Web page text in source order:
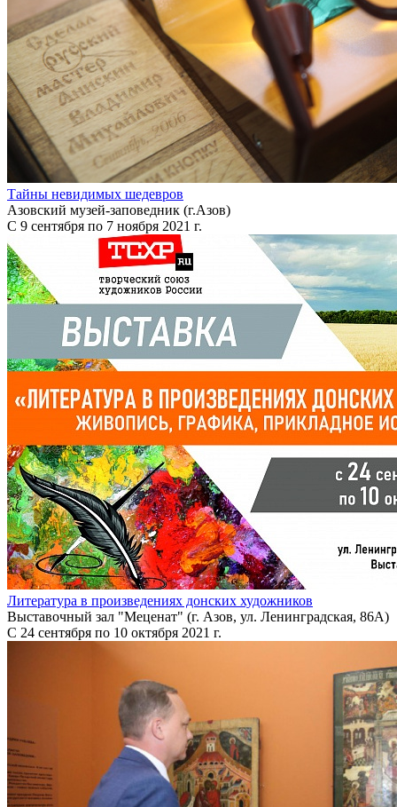
Тайны невидимых шедевров
Азовский музей-заповедник (г.Азов)
С 9 сентября по 7 ноября 2021 г.
Литература в произведениях донских художников
Выставочный зал "Меценат" (г. Азов, ул. Ленинградская, 86А)
С 24 сентября по 10 октября 2021 г.